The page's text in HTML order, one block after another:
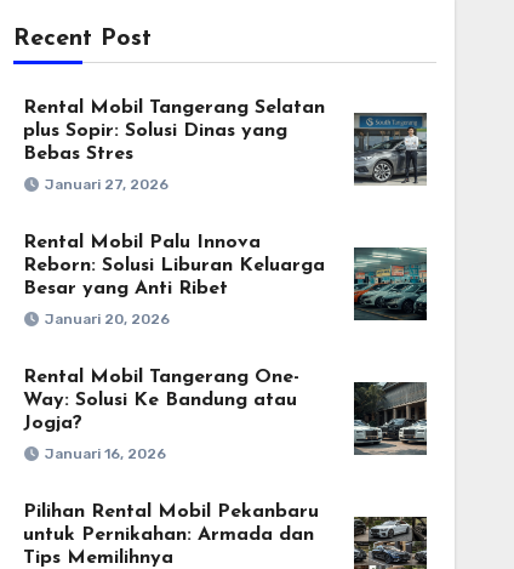
Recent Post
Rental Mobil Tangerang Selatan
plus Sopir: Solusi Dinas yang
Bebas Stres
Januari 27, 2026
Rental Mobil Palu Innova
Reborn: Solusi Liburan Keluarga
Besar yang Anti Ribet
Januari 20, 2026
Rental Mobil Tangerang One-
Way: Solusi Ke Bandung atau
Jogja?
Januari 16, 2026
Pilihan Rental Mobil Pekanbaru
untuk Pernikahan: Armada dan
Tips Memilihnya